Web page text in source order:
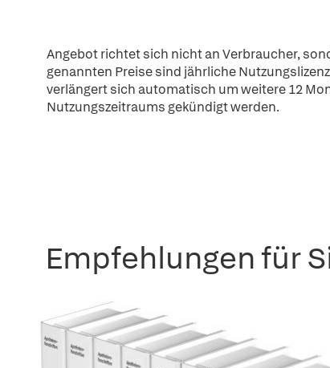
Angebot richtet sich nicht an Verbraucher,
genannten Preise sind jährliche
verlängert sich automatisch um weitere 12
Nutzungszeitraums gekündigt werden.
Empfehlungen für